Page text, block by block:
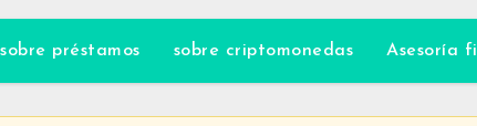
sobre préstamos sobre criptomonedas Asesoría